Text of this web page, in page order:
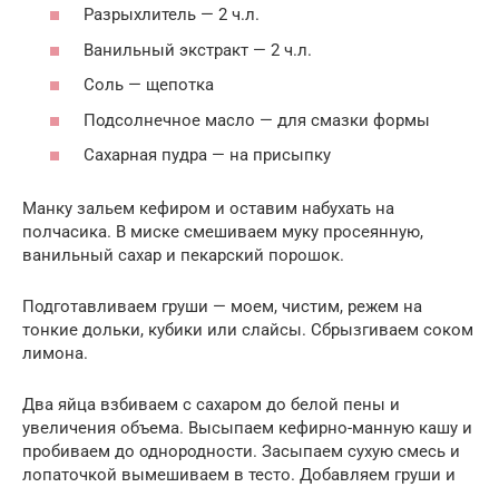
Разрыхлитель — 2 ч.л.
Ванильный экстракт — 2 ч.л.
Соль — щепотка
Подсолнечное масло — для смазки формы
Сахарная пудра — на присыпку
Манку зальем кефиром и оставим набухать на
полчасика. В миске смешиваем муку просеянную,
ванильный сахар и пекарский порошок.
Подготавливаем груши — моем, чистим, режем на
тонкие дольки, кубики или слайсы. Сбрызгиваем соком
лимона.
Два яйца взбиваем с сахаром до белой пены и
увеличения объема. Высыпаем кефирно-манную кашу и
пробиваем до однородности. Засыпаем сухую смесь и
лопаточкой вымешиваем в тесто. Добавляем груши и